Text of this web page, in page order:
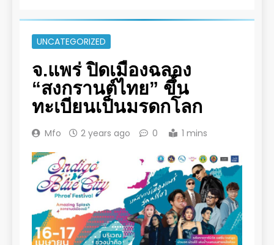
UNCATEGORIZED
จ.แพร่ ปิดเมืองฉลอง
“สงกรานต์ไทย” ขึ้น
ทะเบียนเป็นมรดกโลก
Mfo 2 years ago 0 1 mins